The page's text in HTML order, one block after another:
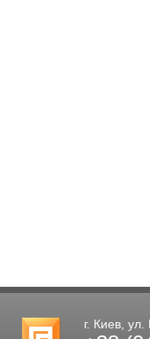
г. Киев,